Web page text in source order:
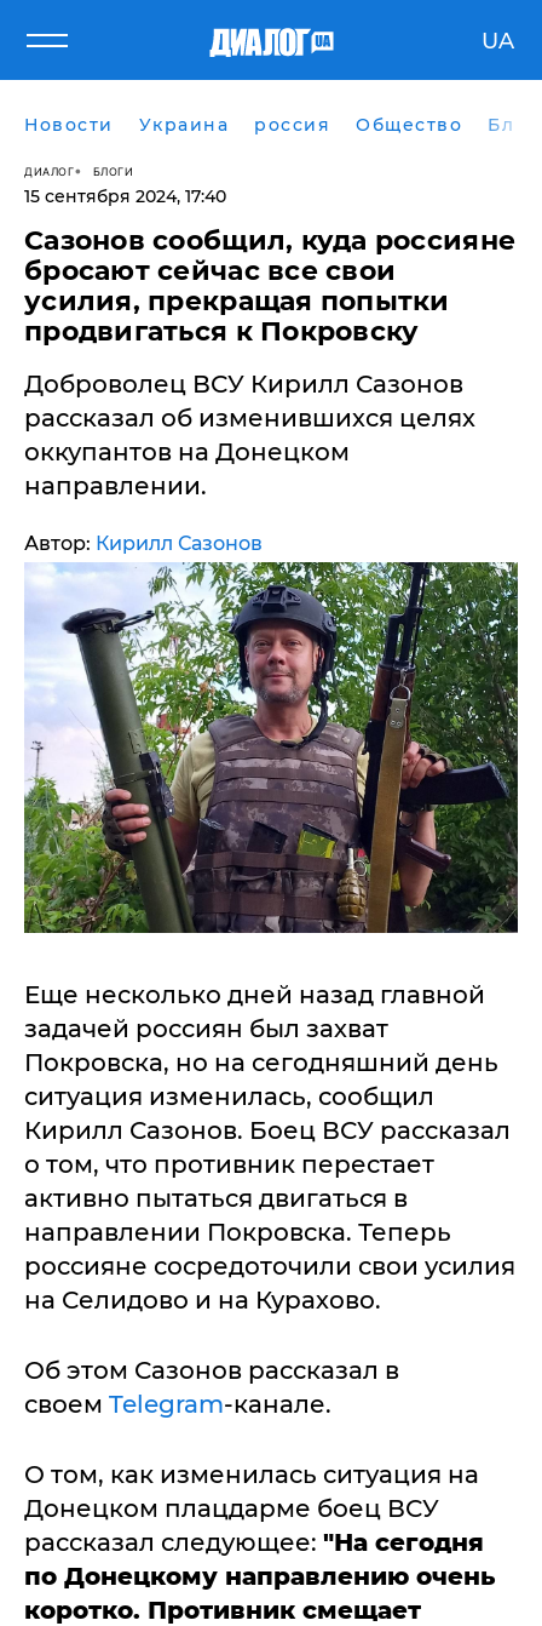
UA
Новости Украина россия Общество
ДИАЛОГ БЛОГИ
15 сентября 2024, 17:40
Сазонов сообщил, куда россияне
бросают сейчас все свои
усилия, прекращая попытки
продвигаться к Покровску
Доброволец ВСУ Кирилл Сазонов
рассказал об изменившихся целях
оккупантов на Донецком
направлении.
Автор: Кирилл Сазонов
Еще несколько дней назад главной
задачей россиян был захват
Покровска, но на сегодняшний день
ситуация изменилась, сообщил
Кирилл Сазонов. Боец ВСУ рассказал
о том, что противник перестает
активно пытаться двигаться в
направлении Покровска. Теперь
россияне сосредоточили свои усилия
на Селидово и на Курахово.
Об этом Сазонов рассказал в
своем Telegram-канале.
О том, как изменилась ситуация на
Донецком плацдарме боец ВСУ
рассказал следующее: "На сегодня
по Донецкому направлению очень
коротко. Противник смещает